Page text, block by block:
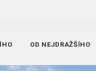
OD NEJDRAŽŠÍHO